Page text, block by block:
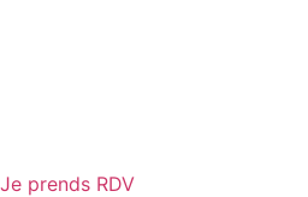
Je prends RDV